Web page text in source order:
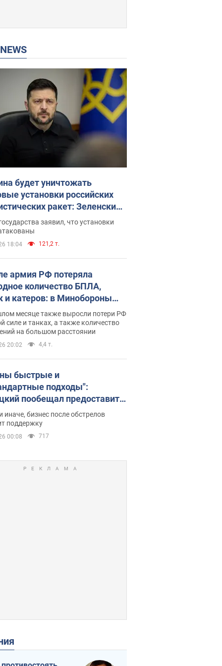
NEWS
будет уничтожать
установки российских
ракет: Зеленский
заседание СНБО
заявил, что установки
18:04 121,2 т.
армия РФ потеряла
количество БПЛА,
и катеров: в Минобороны
статистику
месяце также выросли потери РФ
силе и танках, а также количество
на большом расстоянии
20:02 4,4 т.
быстрые и
подходы":
пообещал предоставить
приоритетный доступ к
складским
иначе, бизнес после обстрелов
поддержку
00:08 717